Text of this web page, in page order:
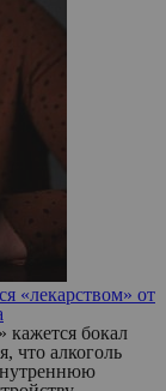
«лекарством» от
бокал
что алкоголь